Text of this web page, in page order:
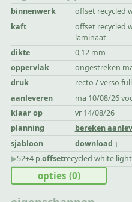
binnenwerk offset recycled
kaft
offset recycled
laminaat
dikte
0,12 mm
oppervlak
ongestreken
druk
recto / verso
aanleveren
ma 10/08/26
klaar op
vr 14/08/26
planning
bereken
sjabloon
download
▶︎52+4 p.offsetrecycled white light
opties (0)